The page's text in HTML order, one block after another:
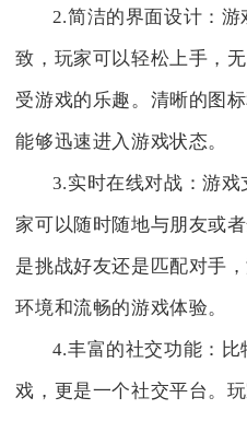
2.简洁的界面设计：
致，玩家可以轻松上手，
受游戏的乐趣。清晰的图
能够迅速进入游戏状态。
3.实时在线对战：游
家可以随时随地与朋友或
是挑战好友还是匹配对手
环境和流畅的游戏体验。
4.丰富的社交功能：
戏，更是一个社交平台。